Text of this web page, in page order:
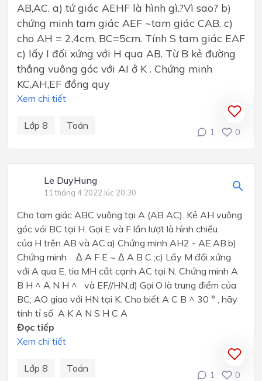
AB,AC. a) tứ giác AEHF là hình gì.?Vì sao? b)
chứng minh tam giác AEF ~tam giác CAB. c)
cho AH = 2,4cm, BC=5cm. Tính S tam giác EAF
c) lấy I đối xứng với H qua AB. Từ B kẻ đường
thẳng vuông góc với AI ở K . Chứng minh
KC,AH,EF đồng quy
Xem chi tiết
Lớp 8 Toán
1 0
Le DuyHung
11 tháng 4 2022 lúc 20:30
Cho tam giác ABC vuông tại A (AB AC). Kẻ AH vuông
góc vói BC tại H. Gọi E và F lần lượt là hình chiếu
của H trên AB và AC.a) Chứng minh AH2 - AE.AB.b)
Chứng minh Δ A F E ~ Δ A B C ;c) Lấy M đối xứng
với A qua E, tia MH cắt cạnh AC tại N. Chứng minh A
B H ^ A N H ^ và EF//HN.d) Gọi O là trung điểm của
BC; AO giao với HN tại K. Cho biết A C B ^ 30 ° , hãy
tính tỉ số A K A N S H C A
Đọc tiếp
Xem chi tiết
Lớp 8 Toán
1 0